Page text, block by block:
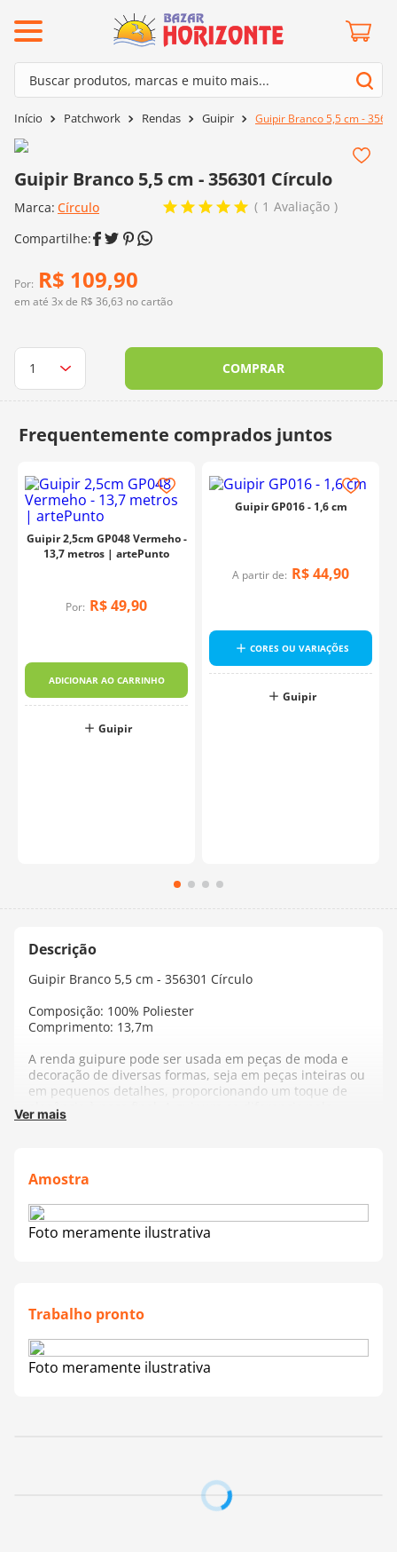
Buscar produtos, marcas e muito mais...
Patchwork Rendas Guipir Guipir Branco 5,5 cm -
Guipir Branco 5,5 cm - 356301 Círculo
Marca: Círculo 1 Avaliação
Por: R$ 109,90
em até 3x de R$ 36,63 no cartão
COMPRAR
Guipir 2,5cm GP048 Vermeho -
13,7 metros | artePunto
Por: R$49,90
ADICIONAR AO CARRINHO
Guipir
Guipir GP016 - 1,6 cm
A partir de: R$44,90
CORES OU VARIAÇÕES
Guipir
Guipir Branco 5,5 cm - 356301 Círculo
Composição: 100% Poliester
Comprimento: 13,7m
A renda guipure pode ser usada em peças de moda e
decoração de diversas formas, seja em peças inteiras ou
em pequenos detalhes, proporcionando um toque de
elegância à peça final. A guipure se diferencia pela
riqueza de detalhes e praticidade, podendo ser
Fabricante:
Ver mais
Amostra
Foto meramente ilustrativa
Trabalho pronto
Foto meramente ilustrativa
Termos mais buscados
kit amigurumi
agulha crochê
º lã cisne
euroroma
9º dmc
mais buscados
barroco
mollet
kit amigurumi
agulha crochê
fio amigurumi
lã cisne
batik
euroroma
charme